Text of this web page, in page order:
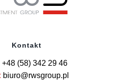
Kontakt
+48 (58) 342 29 46
biuro@rwsgroup.pl